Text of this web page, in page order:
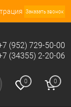
Заказать звонок
(952) 729-50-00
(34355) 2-20-06
0 0